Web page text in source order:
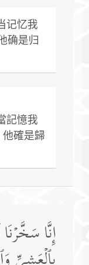
记忆我
确是归
記憶我
確是歸
إِنَّا